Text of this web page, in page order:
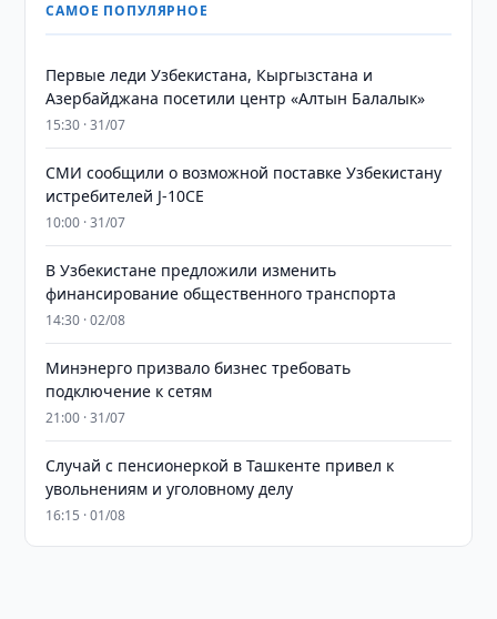
САМОЕ ПОПУЛЯРНОЕ
Первые леди Узбекистана, Кыргызстана и
Азербайджана посетили центр «Алтын Балалык»
15:30 · 31/07
СМИ сообщили о возможной поставке Узбекистану
истребителей J-10CE
10:00 · 31/07
В Узбекистане предложили изменить
финансирование общественного транспорта
14:30 · 02/08
Минэнерго призвало бизнес требовать
подключение к сетям
21:00 · 31/07
Случай с пенсионеркой в Ташкенте привел к
увольнениям и уголовному делу
16:15 · 01/08